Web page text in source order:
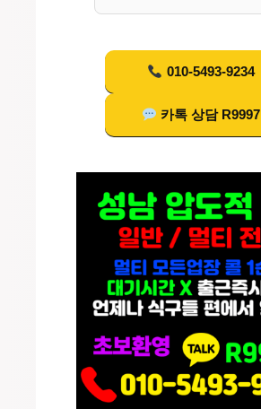
010-5493-9234
카톡 상담 R9997